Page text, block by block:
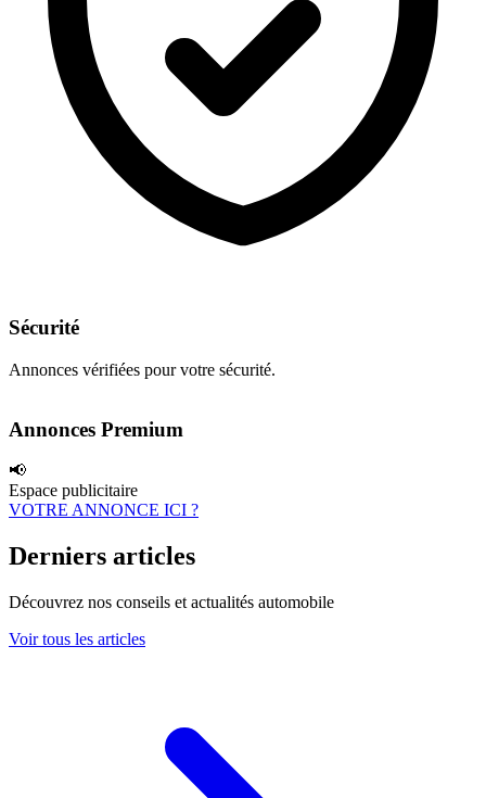
Sécurité
Annonces vérifiées pour votre sécurité.
Annonces Premium
📢
Espace publicitaire
VOTRE ANNONCE ICI ?
Derniers articles
Découvrez nos conseils et actualités automobile
Voir tous les articles